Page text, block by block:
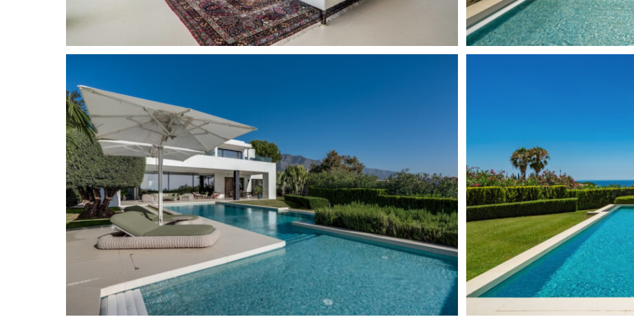
barrio ofrece un equilibrio excepcional entre tranquilidad y comodidad. Si bien
se encuentra en un entorno tranquilo, la villa se encuentra a poca distancia de
la playa y de la vibrante Milla de Oro de Marbella. Los residentes disfrutan de la
proximidad a restaurantes y locales de primera clase como Puente Romano,
Esto es más que un hogar: es una combinación perfecta de elegancia, confort
y exclusividad, donde cada detalle ha sido cuidadosamente seleccionado
para ofrecer lo mejor de la vida mediterránea.